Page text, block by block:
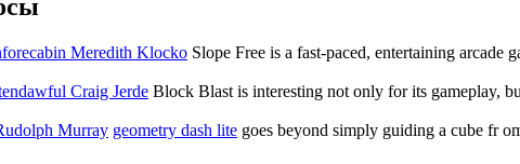
Meredith Klocko Slope Free is a fast-paced, entertaining arcade
Craig Jerde Block Blast is interesting not only for its gameplay,
Murray geometry dash lite goes beyond simply guiding a cube fr